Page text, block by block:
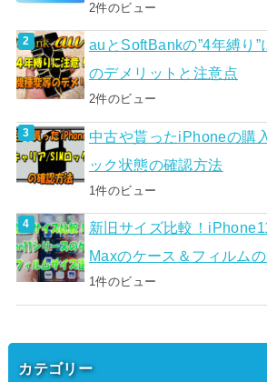
2件のビュー
auとSoftBankの”4年縛り
のデメリットと注意点
2件のビュー
中古や貰ったiPhoneの購
ック状態の確認方法
1件のビュー
新旧サイズ比較！
Maxのケース＆フィルム
1件のビュー
カテゴリー